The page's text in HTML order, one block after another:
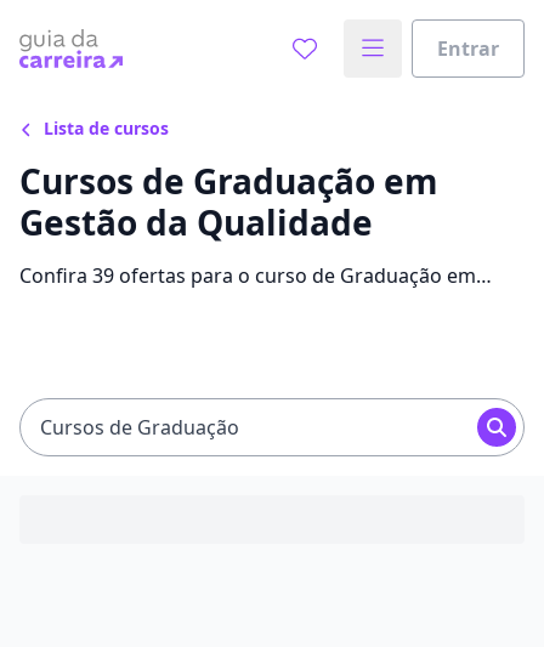
Entrar
Lista de cursos
Cursos de Graduação em
Gestão da Qualidade
Confira 39 ofertas para o curso de Graduação em
Cursos de Graduação